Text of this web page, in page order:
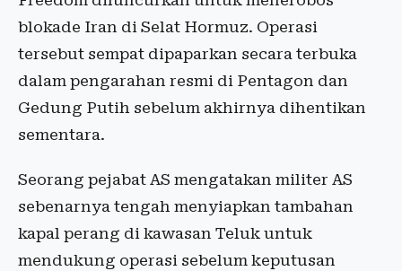
blokade Iran di Selat Hormuz. Operasi
tersebut sempat dipaparkan secara terbuka
dalam pengarahan resmi di Pentagon dan
Gedung Putih sebelum akhirnya dihentikan
sementara.
Seorang pejabat AS mengatakan militer AS
sebenarnya tengah menyiapkan tambahan
kapal perang di kawasan Teluk untuk
mendukung operasi sebelum keputusan